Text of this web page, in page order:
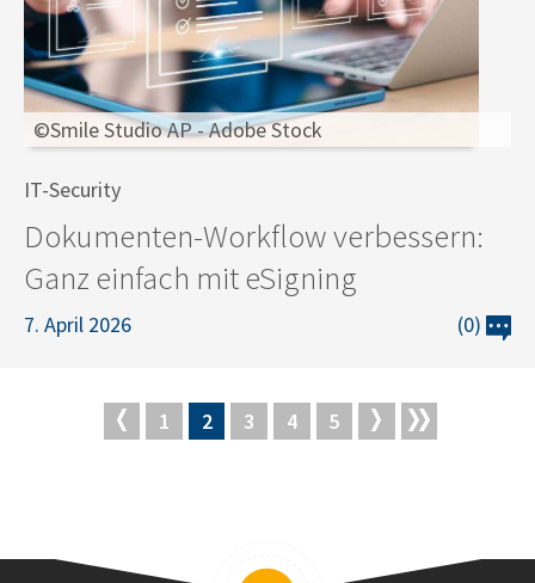
©Smile Studio AP - Adobe Stock
IT-Security
Dokumenten-Workflow verbessern:
Ganz einfach mit eSigning
7. April 2026 (0)
1 2 3 4 5